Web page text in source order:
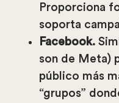
Proporciona
soporta
Facebook.
son de Meta)
público más
“grupos”